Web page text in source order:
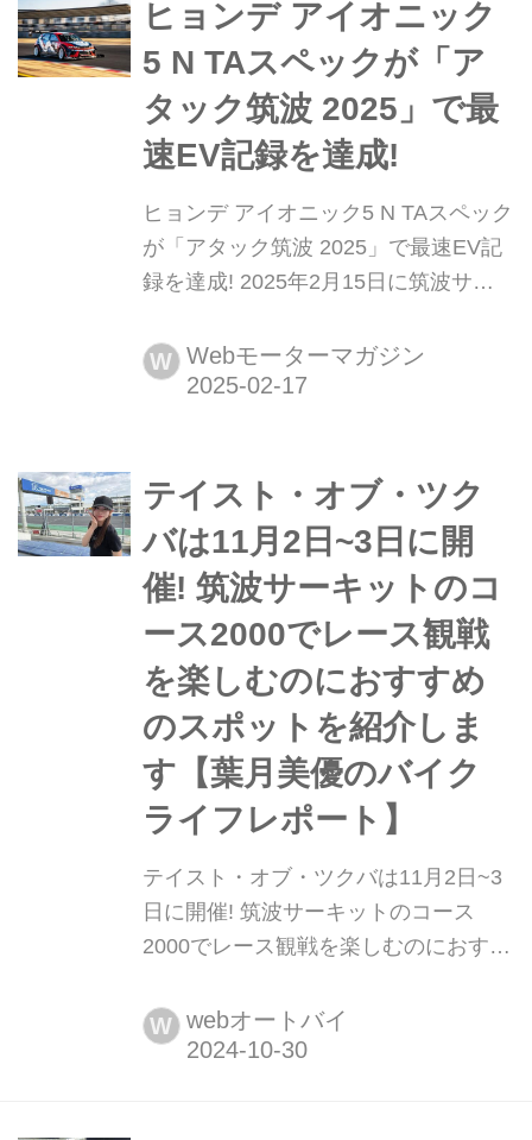
サーキットで開催される日本最高峰の
アマチュアレース「テイスト・オブ・
ツクバ」に、KADOYA社長の深野将和
選手と、『ミスター・バイクBG』編
集長の山口...
ヒョンデ アイオニック
5 N TAスペックが「ア
タック筑波 2025」で最
速EV記録を達成!
ヒョンデ アイオニック5 N TAスペック
が「アタック筑波 2025」で最速EV記
録を達成! 2025年2月15日に筑波サー
presents Attack Tsukuba(アタック筑
波)2025」において、ヒョンデ アイオ
W Webモーターマガジン
テイスト・オブ・ツク
バは11月2日~3日に開
催! 筑波サーキットのコ
ース2000でレース観戦
を楽しむのにおすすめ
のスポットを紹介しま
す【葉月美優のバイク
ライフレポート】
テイスト・オブ・ツクバは11月2日~3
日に開催! 筑波サーキットのコース
2000でレース観戦を楽しむのにおすす
のバイクライフレポート】 葉月美優で
す。 サーキットって走るのも楽しいけ
W webオートバイ